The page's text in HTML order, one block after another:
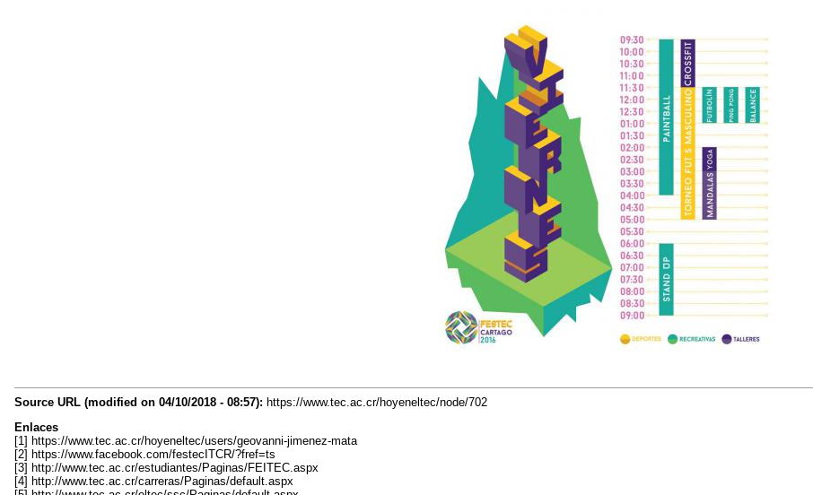
Source URL (modified on 04/10/2018 - 08:57): https://www.tec.ac.cr/hoyeneltec/node/702
Enlaces
[1] https://www.tec.ac.cr/hoyeneltec/users/geovanni-jimenez-mata
[2] https://www.facebook.com/festecITCR/?fref=ts
[3] http://www.tec.ac.cr/estudiantes/Paginas/FEITEC.aspx
[4] http://www.tec.ac.cr/carreras/Paginas/default.aspx